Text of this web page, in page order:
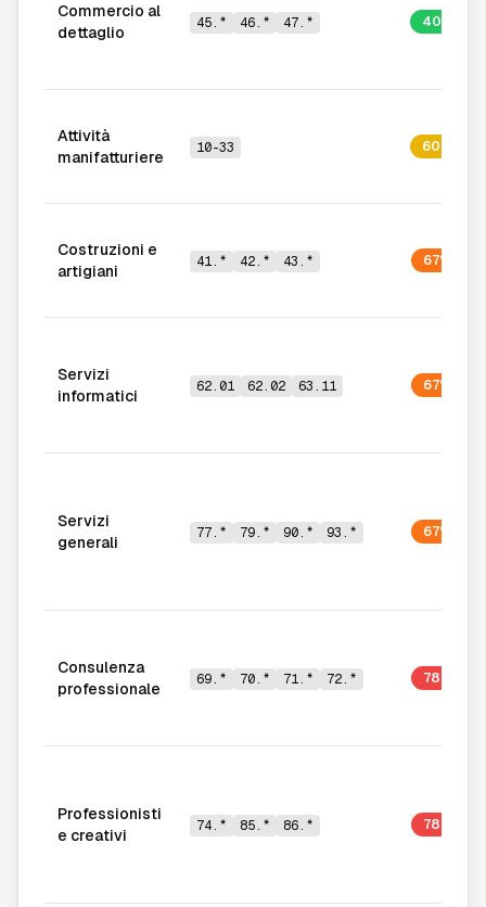
Commercio al
dettaglio
45.* 46.* 47.* 40%
Attività
manifatturiere
10-33 60%
Costruzioni e
artigiani
41.* 42.* 43.* 67%
Servizi
informatici
62.01 62.02 63.11 67%
Servizi
generali
77.* 79.* 90.* 93.* 67%
Consulenza
professionale
69.* 70.* 71.* 72.* 78%
Professionisti
e creativi
74.* 85.* 86.* 78%